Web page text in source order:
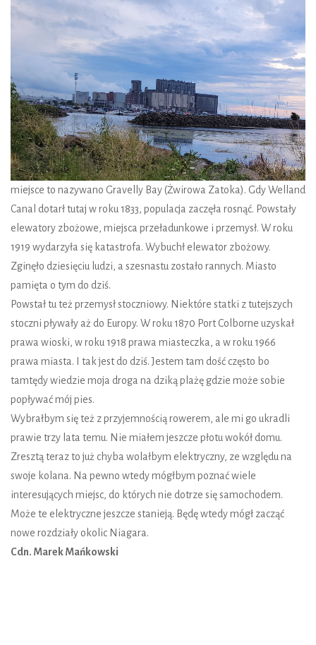
miejsce to nazywano Gravelly Bay (Żwirowa Zatoka). Gdy Welland
Canal dotarł tutaj w roku 1833, populacja zaczęła rosnąć. Powstały
elewatory zbożowe, miejsca przeładunkowe i przemysł. W roku
1919 wydarzyła się katastrofa. Wybuchł elewator zbożowy.
Zginęło dziesięciu ludzi, a szesnastu zostało rannych. Miasto
pamięta o tym do dziś.
Powstał tu też przemysł stoczniowy. Niektóre statki z tutejszych
stoczni pływały aż do Europy. W roku 1870 Port Colborne uzyskał
prawa wioski, w roku 1918 prawa miasteczka, a w roku 1966
prawa miasta. I tak jest do dziś. Jestem tam dość często bo
tamtędy wiedzie moja droga na dziką plażę gdzie może sobie
popływać mój pies.
Wybrałbym się też z przyjemnością rowerem, ale mi go ukradli
prawie trzy lata temu. Nie miałem jeszcze płotu wokół domu.
Zresztą teraz to już chyba wolałbym elektryczny, ze względu na
swoje kolana. Na pewno wtedy mógłbym poznać wiele
interesujących miejsc, do których nie dotrze się samochodem.
Może te elektryczne jeszcze stanieją. Będę wtedy mógł zacząć
nowe rozdziały okolic Niagara.
Cdn. Marek Mańkowski